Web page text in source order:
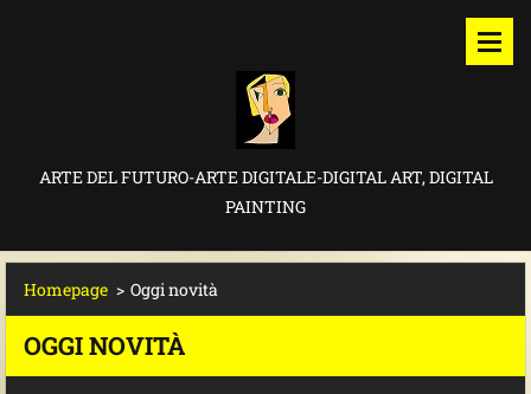
ARTE DEL FUTURO-ARTE DIGITALE-DIGITAL ART, DIGITAL
PAINTING
Homepage > Oggi novità
OGGI NOVITÀ